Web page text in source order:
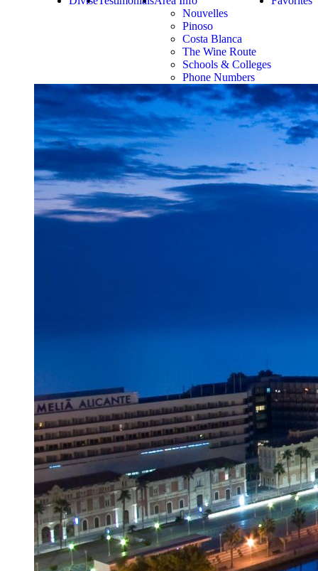
Nouvelles
Pinoso
Costa Blanca
The Wine Route
Schools & Colleges
Phone Numbers